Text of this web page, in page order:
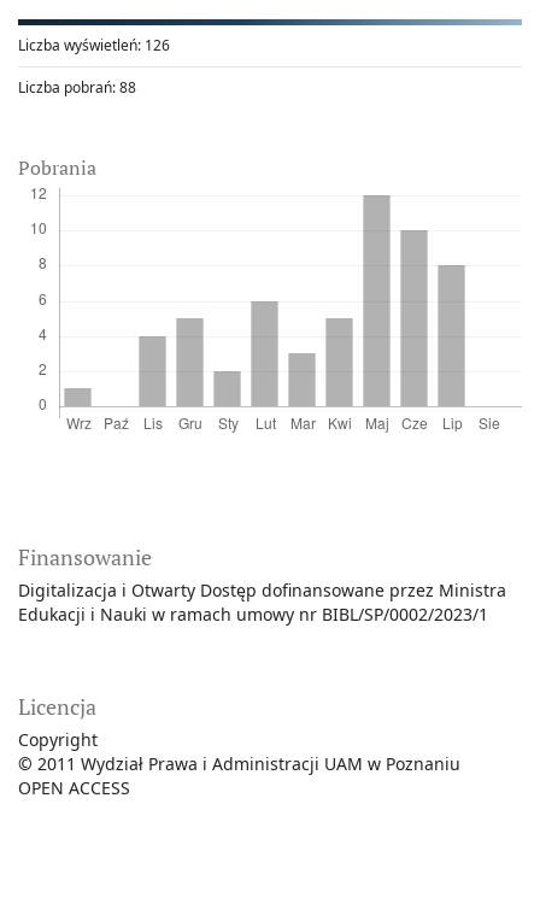
Liczba wyświetleń: 126
Liczba pobrań:88
Pobrania
Finansowanie
Digitalizacja i Otwarty Dostęp dofinansowane przez Ministra
Edukacji i Nauki w ramach umowy nr BIBL/SP/0002/2023/1
Licencja
Copyright
© 2011 Wydział Prawa i Administracji UAM w Poznaniu
OPEN ACCESS